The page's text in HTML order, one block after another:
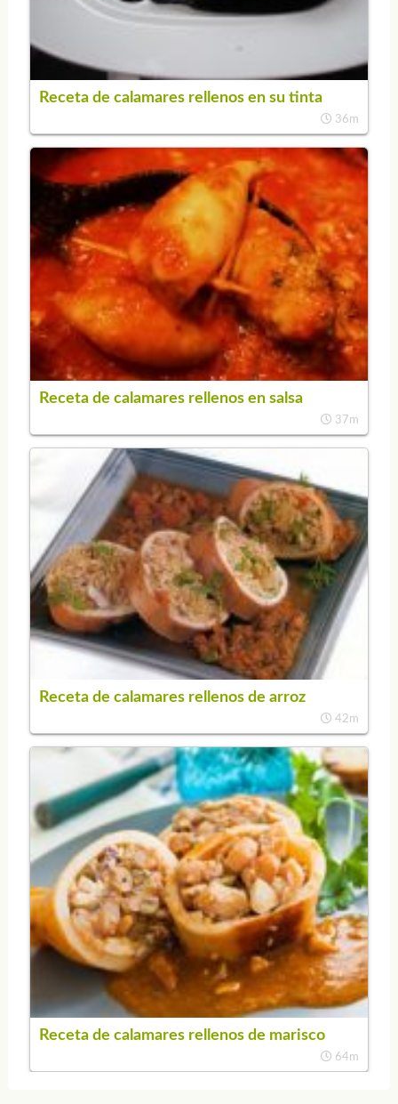
Receta de calamares rellenos en su tinta
36m
Receta de calamares rellenos en salsa
37m
Receta de calamares rellenos de arroz
42m
Receta de calamares rellenos de marisco
64m